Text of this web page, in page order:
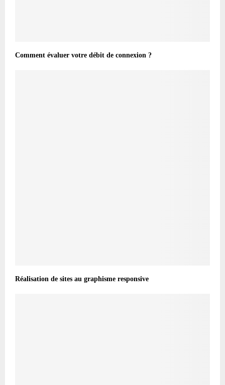
Comment évaluer votre débit de connexion ?
Réalisation de sites au graphisme responsive